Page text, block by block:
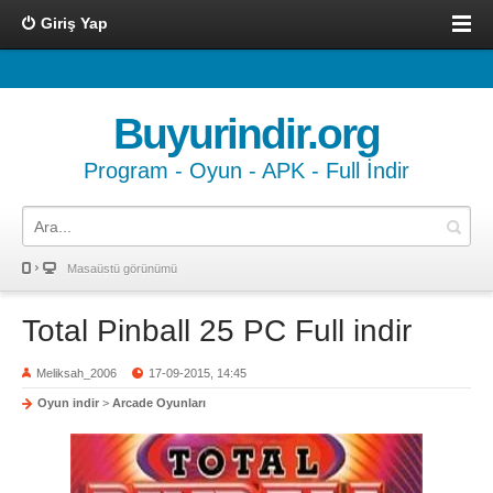
Giriş Yap
Buyurindir.org
Program - Oyun - APK - Full İndir
Masaüstü görünümü
Total Pinball 25 PC Full indir
Meliksah_2006 17-09-2015, 14:45
Oyun indir > Arcade Oyunları